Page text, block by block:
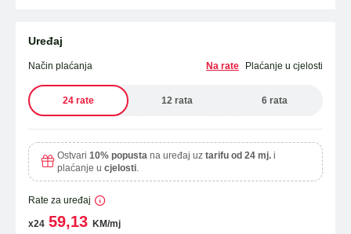
Uređaj
Način plaćanja Na rate Plaćanje u cjelosti
24 rate 12 rata 6 rata
Ostvari 10% popusta na uređaj uz tarifu od 24 mj. i
plaćanje u cjelosti.
Rate za uređaj
x24 59,13 KM/mj